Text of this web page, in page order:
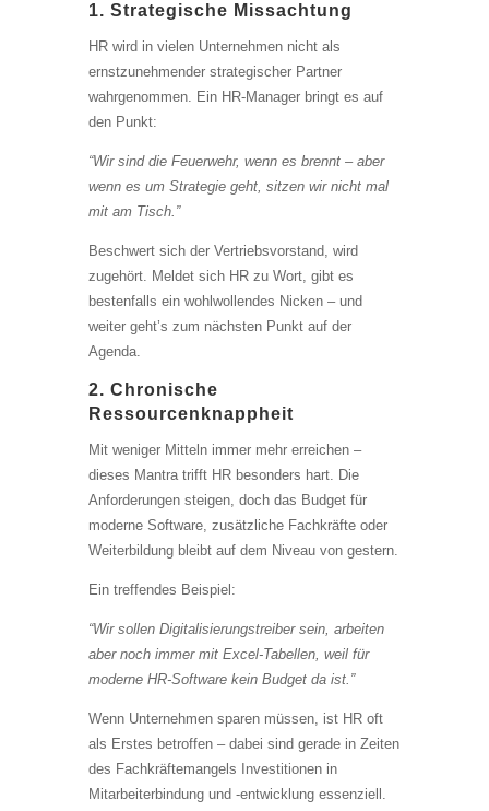
1. Strategische Missachtung
HR wird in vielen Unternehmen nicht als
ernstzunehmender strategischer Partner
wahrgenommen. Ein HR-Manager bringt es auf
den Punkt:
“Wir sind die Feuerwehr, wenn es brennt – aber
wenn es um Strategie geht, sitzen wir nicht mal
mit am Tisch.”
Beschwert sich der Vertriebsvorstand, wird
zugehört. Meldet sich HR zu Wort, gibt es
bestenfalls ein wohlwollendes Nicken – und
weiter geht’s zum nächsten Punkt auf der
Agenda.
2. Chronische
Ressourcenknappheit
Mit weniger Mitteln immer mehr erreichen –
dieses Mantra trifft HR besonders hart. Die
Anforderungen steigen, doch das Budget für
moderne Software, zusätzliche Fachkräfte oder
Weiterbildung bleibt auf dem Niveau von gestern.
Ein treffendes Beispiel:
“Wir sollen Digitalisierungstreiber sein, arbeiten
aber noch immer mit Excel-Tabellen, weil für
moderne HR-Software kein Budget da ist.”
Wenn Unternehmen sparen müssen, ist HR oft
als Erstes betroffen – dabei sind gerade in Zeiten
des Fachkräftemangels Investitionen in
Mitarbeiterbindung und -entwicklung essenziell.